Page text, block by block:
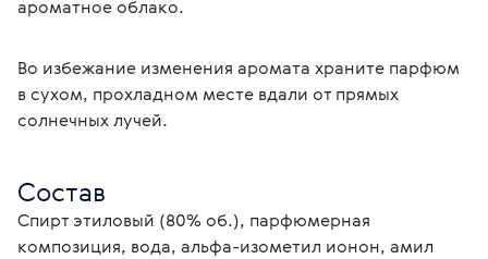
ароматное облако.
Во избежание изменения аромата храните парфюм
в сухом, прохладном месте вдали от прямых
солнечных лучей.
Состав
Спирт этиловый (80% об.), парфюмерная
композиция, вода, альфа-изометил ионон, амил